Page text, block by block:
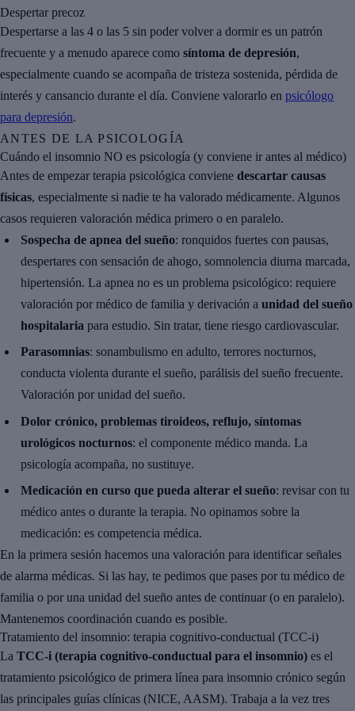
Despertar precoz
Despertarse a las 4 o las 5 sin poder volver a dormir es un patrón
frecuente y a menudo aparece como síntoma de depresión,
especialmente cuando se acompaña de tristeza sostenida, pérdida de
interés y cansancio durante el día. Conviene valorarlo en psicólogo
para depresión.
ANTES DE LA PSICOLOGÍA
Cuándo el insomnio NO es psicología (y conviene ir antes al médico)
Antes de empezar terapia psicológica conviene descartar causas
físicas, especialmente si nadie te ha valorado médicamente. Algunos
casos requieren valoración médica primero o en paralelo.
Sospecha de apnea del sueño: ronquidos fuertes con pausas,
despertares con sensación de ahogo, somnolencia diurna marcada,
hipertensión. La apnea no es un problema psicológico: requiere
valoración por médico de familia y derivación aunidad del sueño
hospitalaria para estudio. Sin tratar, tiene riesgo cardiovascular.
Parasomnias: sonambulismo en adulto, terrores nocturnos,
conducta violenta durante el sueño, parálisis del sueño frecuente.
Valoración por unidad del sueño.
Dolor crónico, problemas tiroideos, reflujo, síntomas
urológicos nocturnos: el componente médico manda. La
psicología acompaña, no sustituye.
Medicación en curso que pueda alterar el sueño: revisar con tu
médico antes o durante la terapia. No opinamos sobre la
medicación: es competencia médica.
En la primera sesión hacemos una valoración para identificar señales
de alarma médicas. Si las hay, te pedimos que pases por tu médico de
familia o por una unidad del sueño antes de continuar (o en paralelo).
Mantenemos coordinación cuando es posible.
Tratamiento del insomnio: terapia cognitivo-conductual (TCC-i)
La TCC-i (terapia cognitivo-conductual para el insomnio) es el
tratamiento psicológico de primera línea para insomnio crónico según
las principales guías clínicas (NICE, AASM). Trabaja a la vez tres